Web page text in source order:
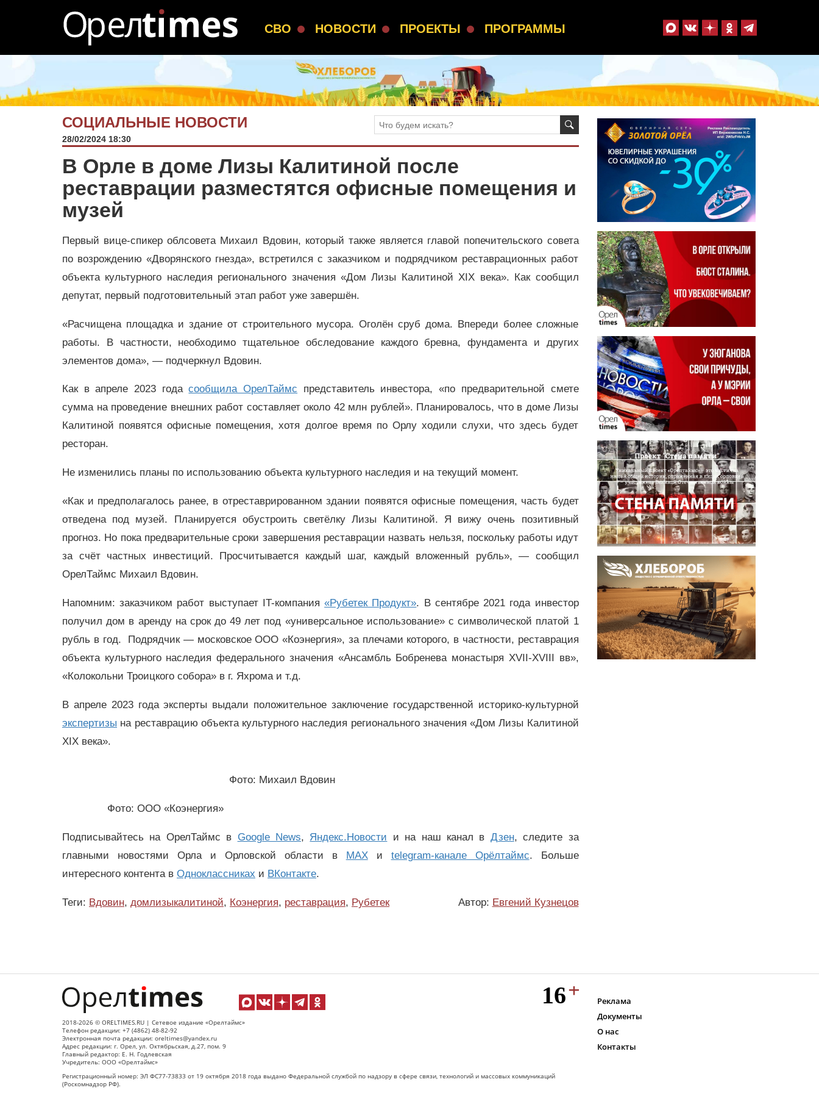
СВО НОВОСТИ ПРОЕКТЫ ПРОГРАММЫ
СОЦИАЛЬНЫЕ НОВОСТИ
28/02/2024 18:30
В Орле в доме Лизы Калитиной после
реставрации разместятся офисные помещения и
музей
Первый вице-спикер облсовета Михаил Вдовин, который также является главой попечительского совета
по возрождению «Дворянского гнезда», встретился с заказчиком и подрядчиком реставрационных работ
объекта культурного наследия регионального значения «Дом Лизы Калитиной XIX века». Как сообщил
депутат, первый подготовительный этап работ уже завершён.
«Расчищена площадка и здание от строительного мусора. Оголён сруб дома. Впереди более сложные
работы. В частности, необходимо тщательное обследование каждого бревна, фундамента и других
элементов дома», — подчеркнул Вдовин.
Как в апреле 2023 годасообщила ОрелТаймс представитель инвестора, «по предварительной смете
сумма на проведение внешних работ составляет около 42 млн рублей». Планировалось, что в доме Лизы
Калитиной появятся офисные помещения, хотя долгое время по Орлу ходили слухи, что здесь будет
ресторан.
Не изменились планы по использованию объекта культурного наследия и на текущий момент.
«Как и предполагалось ранее, в отреставрированном здании появятся офисные помещения, часть будет
отведена под музей. Планируется обустроить светёлку Лизы Калитиной. Я вижу очень позитивный
прогноз. Но пока предварительные сроки завершения реставрации назвать нельзя, поскольку работы идут
за счёт частных инвестиций. Просчитывается каждый шаг, каждый вложенный рубль», — сообщил
ОрелТаймс Михаил Вдовин.
Напомним: заказчиком работ выступает IT-компания«Рубетек Продукт». В сентябре 2021 года инвестор
получил дом в аренду на срок до 49 лет под «универсальное использование» с символической платой 1
рубль в год. Подрядчик —московское ООО «Коэнергия», за плечами которого, в частности, реставрация
объекта культурного наследия федерального значения «Ансамбль Бобренева монастыря ХVII-ХVIII вв»,
«Колокольни Троицкого собора» в г. Яхрома и т.д.
В апреле 2023 года эксперты выдали положительное заключение государственной историко-культурной
экспертизы на реставрацию объекта культурного наследия регионального значения «Дом Лизы Калитиной
XIX века».
Фото: Михаил Вдовин
Фото: ООО «Коэнергия»
Подписывайтесь на ОрелТаймс в Google News, Яндекс.Новости и на наш канал в Дзен, следите за
главными новостями Орла и Орловской области в MAXи telegram-канале Орёлтаймс. Больше
интересного контента в Одноклассниках и ВКонтакте.
Теги: Вдовин, домлизыкалитиной, Коэнергия, реставрация, Рубетек Автор: Евгений Кузнецов
2018-2026 © ORELTIMES.RU | Сетевое издание «Орелтаймс»
Телефон редакции: +7 (4862) 48-82-92
Электронная почта редакции: oreltimes@yandex.ru
Адрес редакции: г. Орел, ул. Октябрьская, д.27, пом. 9
Главный редактор: Е. Н. Годлевская
Учредитель: ООО «Орелтаймс»
Регистрационный номер: ЭЛ ФС77-73833 от 19 октября 2018 года выдано Федеральной службой по надзору в сфере связи, технологий и массовых коммуникаций
(Роскомнадзор РФ).
Реклама
Документы
О нас
Контакты